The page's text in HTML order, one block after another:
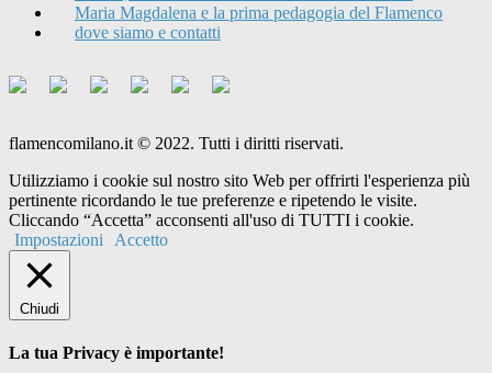
Maria Magdalena e la prima pedagogia del Flamenco
dove siamo e contatti
flamencomilano.it © 2022. Tutti i diritti riservati.
Utilizziamo i cookie sul nostro sito Web per offrirti l'esperienza più
pertinente ricordando le tue preferenze e ripetendo le visite.
Cliccando “Accetta” acconsenti all'uso di TUTTI i cookie.
Impostazioni
Accetto
Chiudi
La tua Privacy è importante!